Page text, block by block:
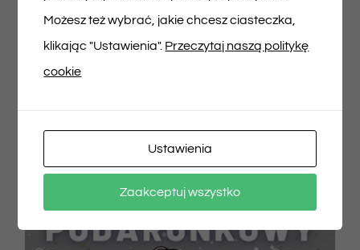
Dodaj do koszyka Szczegóły
Możesz też wybrać, jakie chcesz ciasteczka,
klikając "Ustawienia". Przeczytaj naszą politykę
cookie
Ustawienia
Zaakceptuj wszystko